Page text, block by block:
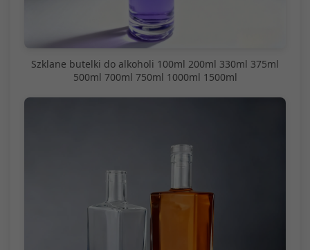
Szklane butelki do alkoholi 100ml 200ml 330ml 375ml
500ml 700ml 750ml 1000ml 1500ml